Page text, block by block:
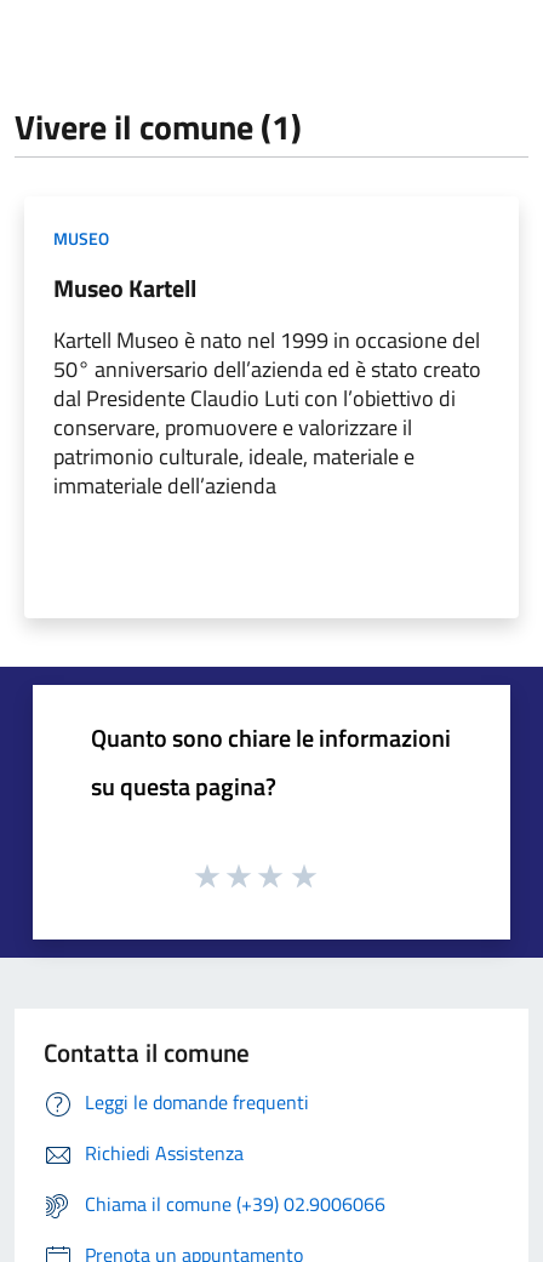
Vivere il comune (1)
MUSEO
Museo Kartell
Kartell Museo è nato nel 1999 in occasione del
50° anniversario dell’azienda ed è stato creato
dal Presidente Claudio Luti con l’obiettivo di
conservare, promuovere e valorizzare il
patrimonio culturale, ideale, materiale e
immateriale dell’azienda
Quanto sono chiare le informazioni
su questa pagina?
Contatta il comune
Leggi le domande frequenti
Richiedi Assistenza
Chiama il comune (+39) 02.9006066
Prenota un appuntamento